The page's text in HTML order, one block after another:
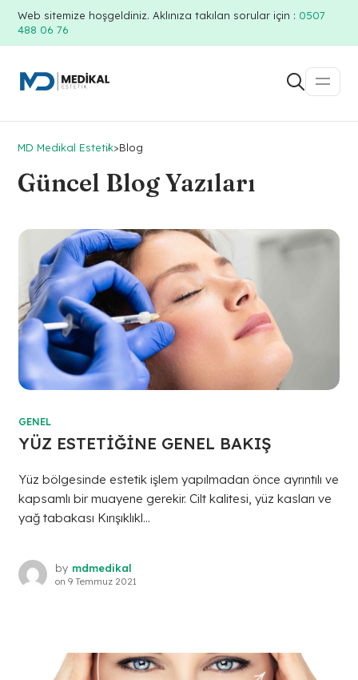
Web sitemize hoşgeldiniz. Aklınıza takılan sorular için : 0507
488 06 76
MD Medikal Estetik>Blog
Güncel Blog Yazıları
GENEL
YÜZ ESTETİĞİNE GENEL BAKIŞ
Yüz bölgesinde estetik işlem yapılmadan önce ayrıntılı ve
kapsamlı bir muayene gerekir. Cilt kalitesi, yüz kasları ve
yağ tabakası Kırışıklıkl...
by mdmedikal
on 9 Temmuz 2021